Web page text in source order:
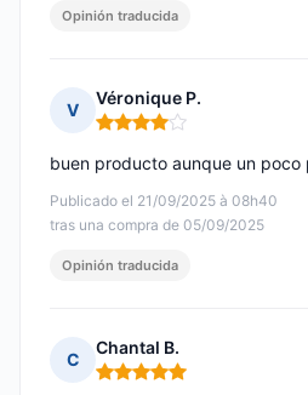
Opinión traducida
V
Véronique P.
Nota: 4 de 5
Publicado el 21/09/2025 à 08h40
tras una compra de 05/09/2025
buen producto aunque un poco
Opinión traducida
C
Chantal B.
Nota: 5 de 5